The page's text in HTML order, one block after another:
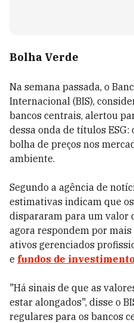
Bolha Verde
Na semana passada, o
Internacional (BIS),
bancos centrais, alertou
dessa onda de títulos
bolha de preços nos
ambiente.
Segundo a agência de
estimativas indicam que
dispararam para um valor
agora respondem por
ativos gerenciados
e fundos de investimento
"Há sinais de que as
estar alongados", disse o
regulares para os bancos